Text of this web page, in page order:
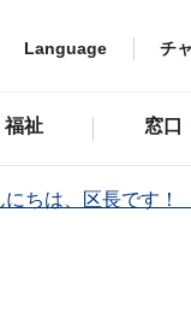
Language チ
福祉 窓口
にちは、区長です